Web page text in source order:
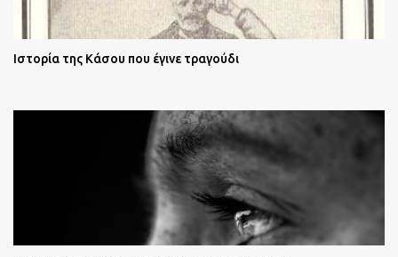
Ιστορία της Κάσου που έγινε τραγούδι